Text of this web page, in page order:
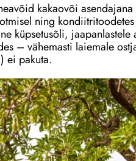
kakaovõi
ning
küpsetusõli,
– vähemasti laiemale
ei pakuta.